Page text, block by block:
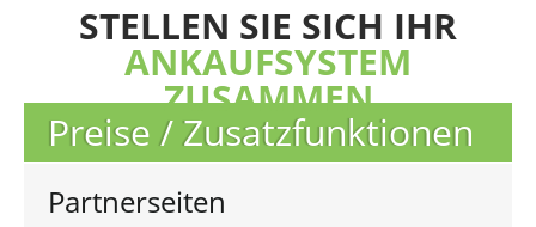
STELLEN SIE SICH IHR
ANKAUFSYSTEM
ZUSAMMEN
Preise / Zusatzfunktionen
Partnerseiten